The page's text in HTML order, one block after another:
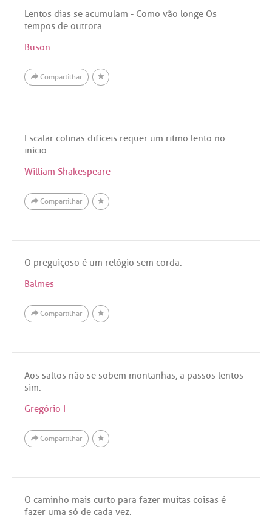
Lentos dias se acumulam - Como vão longe Os
tempos de outrora.
Buson
Compartilhar
Escalar colinas difíceis requer um ritmo lento no
início.
William Shakespeare
Compartilhar
O preguiçoso é um relógio sem corda.
Balmes
Compartilhar
Aos saltos não se sobem montanhas, a passos lentos
sim.
Gregório I
Compartilhar
O caminho mais curto para fazer muitas coisas é
fazer uma só de cada vez.